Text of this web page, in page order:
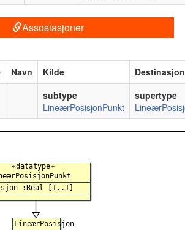
Assosiasjoner
Navn Kilde
Destinasjon
subtype
LineærPosisjonPunkt
supertype